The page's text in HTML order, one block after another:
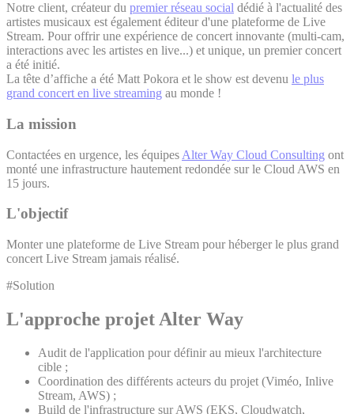
Notre client, créateur du premier réseau social dédié à l'actualité des
artistes musicaux est également éditeur d'une plateforme de Live
Stream. Pour offrir une expérience de concert innovante (multi-cam,
interactions avec les artistes en live...) et unique, un premier concert
a été initié.
La tête d’affiche a été Matt Pokora et le show est devenu le plus
grand concert en live streaming au monde !
La mission
Contactées en urgence, les équipes Alter Way Cloud Consulting ont
monté une infrastructure hautement redondée sur le Cloud AWS en
15 jours.
L'objectif
Monter une plateforme de Live Stream pour héberger le plus grand
concert Live Stream jamais réalisé.
#Solution
L'approche projet Alter Way
Audit de l'application pour définir au mieux l'architecture
cible ;
Coordination des différents acteurs du projet (Viméo, Inlive
Stream, AWS) ;
Build de l'infrastructure sur AWS (EKS, Cloudwatch,